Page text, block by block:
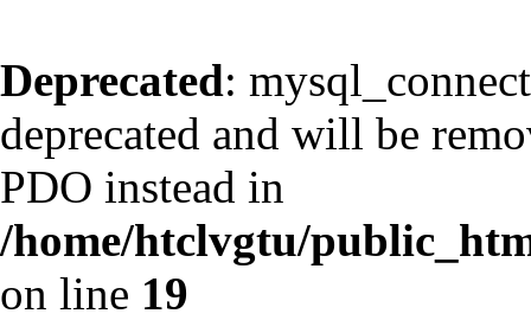
Deprecated:
deprecated and will be
PDO instead in
/home/htclvgtu/
on line 19